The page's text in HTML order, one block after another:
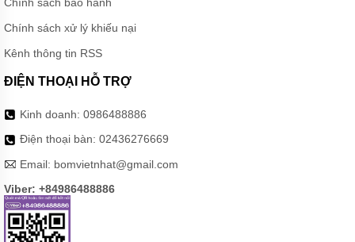
BƠM
TRUYỀN
CHÌM
NƯỚC
THẢI
MÁY
HÓA
CHẤT
MÁY
Chính sách xử lý khiếu nại
Kênh thông tin RSS
ĐIỆN THOẠI HỖ TRỢ
Kinh doanh: 0986488886
Điện thoại bàn: 02436276669
Email: bomvietnhat@gmail.com
Viber: +84986488886